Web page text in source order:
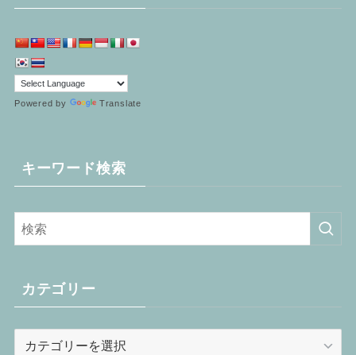
Powered by Translate
キーワード検索
カテゴリー